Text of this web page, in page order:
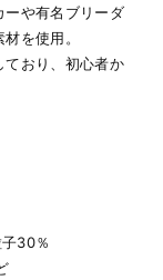
ーや有名ブリーダ
を使用。
ており、初心者か
30％